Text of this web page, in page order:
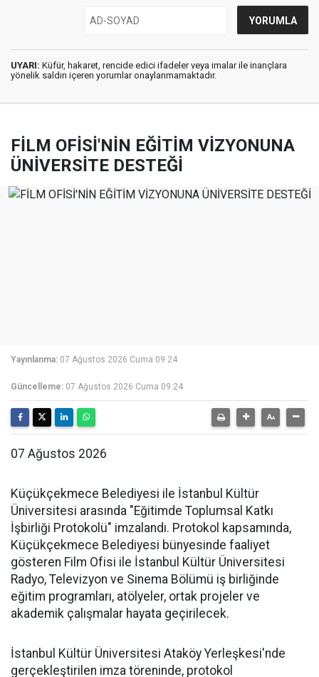
UYARI: Küfür, hakaret, rencide edici ifadeler veya imalar ile inançlara
yönelik saldırı içeren yorumlar onaylanmamaktadır.
FİLM OFİSİ'NİN EĞİTİM VİZYONUNA
ÜNİVERSİTE DESTEĞİ
Yayınlanma: 07 Ağustos 2026 Cuma 09:24
Güncelleme: 07 Ağustos 2026 Cuma 09:24
07 Ağustos 2026
Küçükçekmece Belediyesi ile İstanbul Kültür
Üniversitesi arasında "Eğitimde Toplumsal Katkı
İşbirliği Protokolü" imzalandı. Protokol kapsamında,
Küçükçekmece Belediyesi bünyesinde faaliyet
gösteren Film Ofisi ile İstanbul Kültür Üniversitesi
Radyo, Televizyon ve Sinema Bölümü iş birliğinde
eğitim programları, atölyeler, ortak projeler ve
akademik çalışmalar hayata geçirilecek.
İstanbul Kültür Üniversitesi Ataköy Yerleşkesi'nde
gerçekleştirilen imza töreninde, protokol